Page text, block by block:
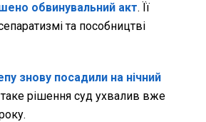
обвинувальний акт. Її
та пособництві
знову посадили на нічний
рішення суд ухвалив вже